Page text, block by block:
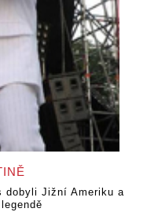
dobyli Jižní Ameriku a